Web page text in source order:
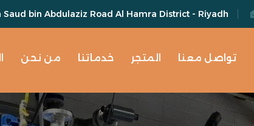
bin Abdulaziz Road Al Hamra District - Riyadh
من نحن خدماتنا المتجر تواصل معنا